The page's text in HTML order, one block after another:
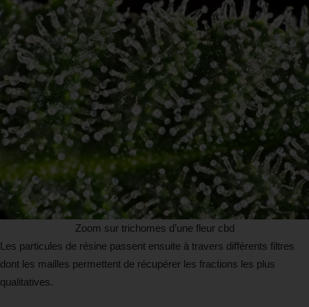
Zoom sur trichomes d’une fleur cbd
Les particules de résine passent ensuite à travers différents filtres
dont les mailles permettent de récupérer les fractions les plus
qualitatives.